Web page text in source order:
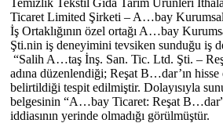
Ticaret Limited Şirketi – A…bay
İş Ortaklığının özel ortağı A…bay
Şti.nin iş deneyimini tevsiken sunduğu iş
“Salih A…taş İnş. San. Tic. Ltd. Şti. –
adına düzenlendiği; Reşat B…dar’ın hisse
belirtildiği tespit edilmiştir. Dolayısıyla
belgesinin “A…bay Ticaret: Reşat
iddiasının yerinde olmadığı görülmüştür.